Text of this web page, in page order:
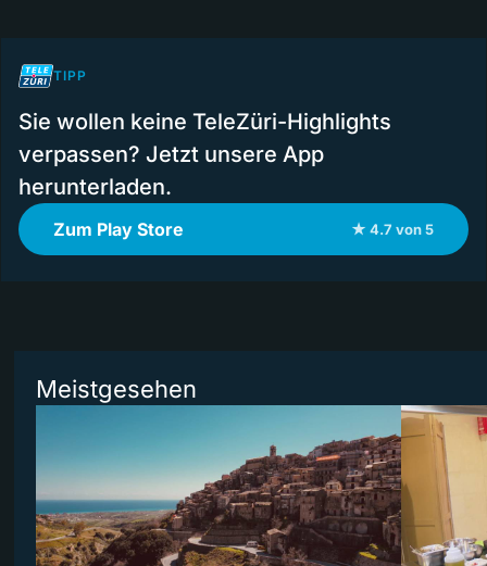
TIPP
Sie wollen keine TeleZüri-Highlights
verpassen? Jetzt unsere App
herunterladen.
Zum Play Store ★ 4.7 von 5
Meistgesehen